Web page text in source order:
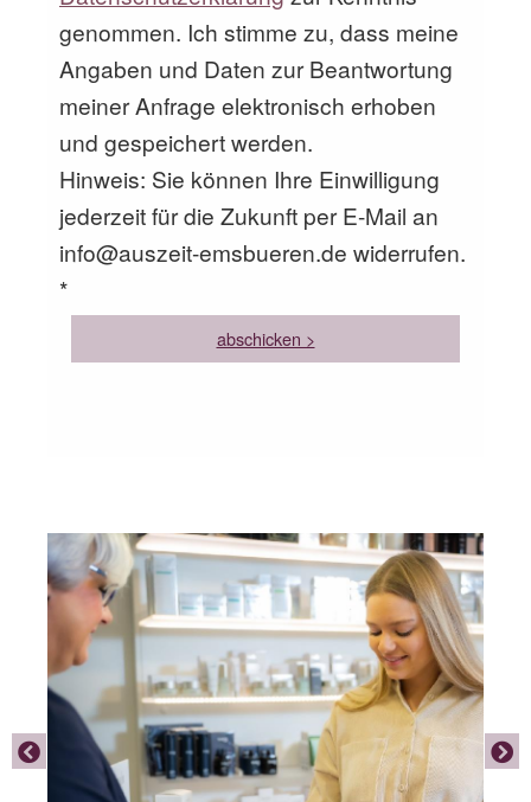
genommen. Ich stimme zu, dass meine
Angaben und Daten zur Beantwortung
meiner Anfrage elektronisch erhoben
und gespeichert werden.
Hinweis: Sie können Ihre Einwilligung
jederzeit für die Zukunft per E-Mail an
info@auszeit-emsbueren.de widerrufen.
*